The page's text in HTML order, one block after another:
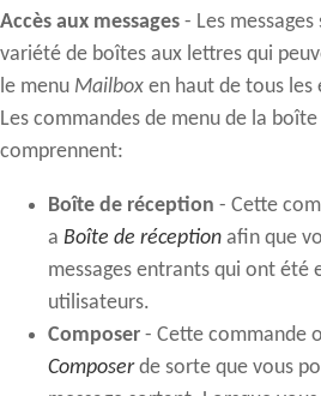
Accès aux messages - Les
variété de boîtes aux lettres qui
le menu Mailbox en haut de tous les
Les commandes de menu de la
comprennent:
Boîte de réception - Cette
a Boîte de réception afin que
messages entrants qui ont été
utilisateurs.
Composer - Cette commande
Composerde sorte que vous